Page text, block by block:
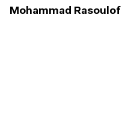
Mohammad Rasoulof